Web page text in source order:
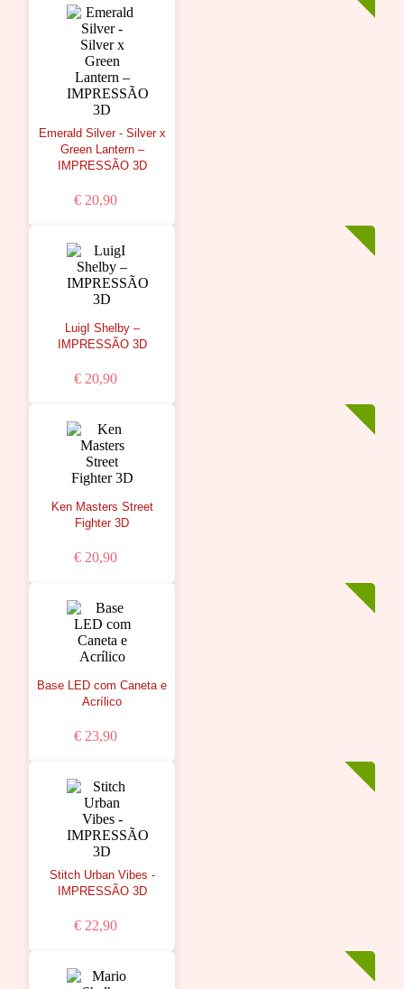
Emerald Silver - Silver x
Green Lantern –
IMPRESSÃO 3D
€ 20,90
LuigI Shelby –
IMPRESSÃO 3D
€ 20,90
Ken Masters Street
Fighter 3D
€ 20,90
Base LED com Caneta e
Acrílico
€ 23,90
Stitch Urban Vibes -
IMPRESSÃO 3D
€ 22,90